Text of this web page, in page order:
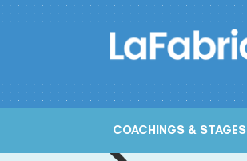
Skip
to
COACHINGS & STAGES